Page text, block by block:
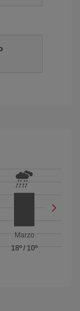
Marzo
18º/ 10º